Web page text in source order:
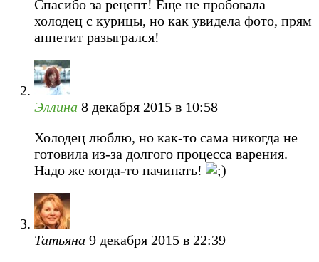
Спасибо за рецепт! Еще не пробовала
холодец с курицы, но как увидела фото, прям
аппетит разыгрался!
Эллина 8 декабря 2015 в 10:58
Холодец люблю, но как-то сама никогда не
готовила из-за долгого процесса варения.
Надо же когда-то начинать!
Татьяна 9 декабря 2015 в 22:39